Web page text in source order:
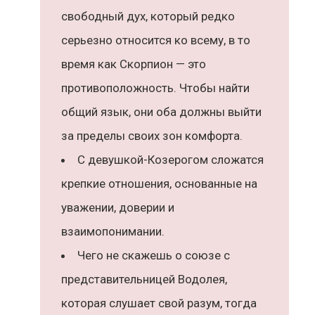
свободный дух, который редко
серьезно относится ко всему, в то
время как Скорпион — это
противоположность. Чтобы найти
общий язык, они оба должны выйти
за пределы своих зон комфорта.
С девушкой-Козерогом сложатся
крепкие отношения, основанные на
уважении, доверии и
взаимопонимании.
Чего не скажешь о союзе с
представительницей Водолея,
которая слушает свой разум, тогда